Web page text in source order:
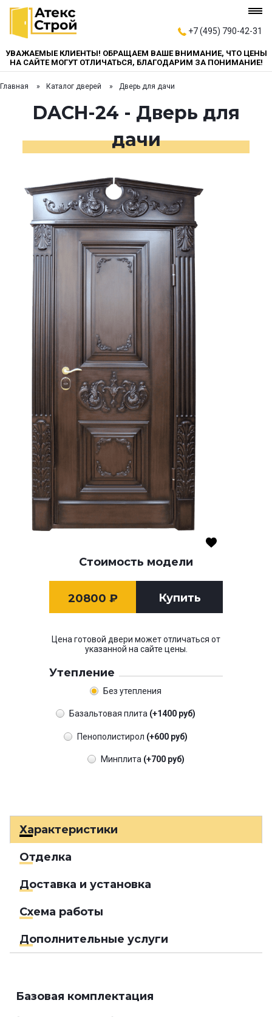
+7 (495) 790-42-31
УВАЖАЕМЫЕ КЛИЕНТЫ! ОБРАЩАЕМ ВАШЕ ВНИМАНИЕ, ЧТО ЦЕНЫ
НА САЙТЕ МОГУТ ОТЛИЧАТЬСЯ, БЛАГОДАРИМ ЗА ПОНИМАНИЕ!
Главная Каталог дверей Дверь для дачи
DACH-24 - Дверь для
дачи
Стоимость модели
20800 ₽ Купить
Цена готовой двери может отличаться от
указанной на сайте цены.
Утепление
Без утепления
Базальтовая плита (+1400 руб)
Пенополистирол (+600 руб)
Минплита (+700 руб)
Характеристики
Отделка
Доставка и установка
Схема работы
Дополнительные услуги
Базовая комплектация